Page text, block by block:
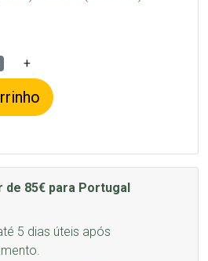
+
de 85€ para Portugal
5 dias úteis após